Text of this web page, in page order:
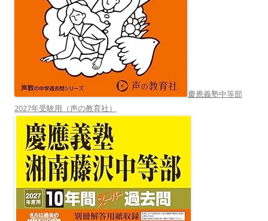
慶應義塾中等部
2027年受験用（声の教育社）